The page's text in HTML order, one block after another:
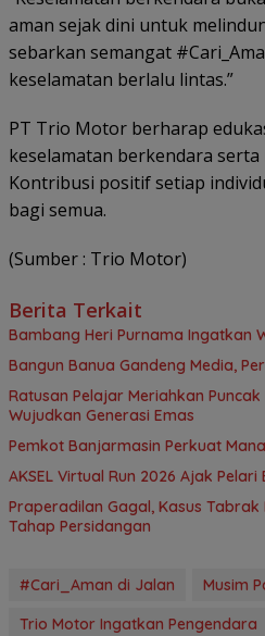
aman sejak dini untuk
sebarkan semangat
keselamatan berlalu lintas.”
PT Trio Motor berharap
keselamatan berkendara
Kontribusi positif setiap
bagi semua.
(Sumber : Trio Motor)
Berita Terkait
Bambang Heri Purnama Ingatkan
Bangun Banua Gandeng Media,
Ratusan Pelajar Meriahkan
Wujudkan Generasi Emas
Pemkot Banjarmasin Perkuat
AKSEL Virtual Run 2026 Ajak
Praperadilan Gagal, Kasus
Tahap Persidangan
#Cari_Aman di Jalan Musim
Trio Motor Ingatkan Pengendara